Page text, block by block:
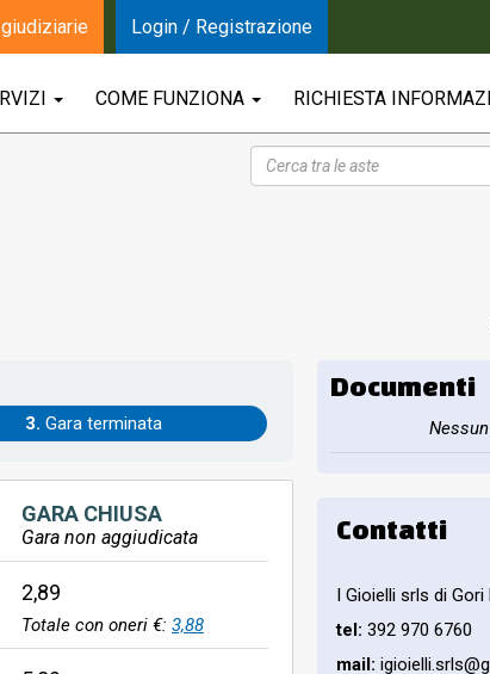
COME FUNZIONA RICHIESTA
Gara terminata
GARA CHIUSA
Gara non aggiudicata
2,89
Totale con oneri €: 3,88
Documenti
Contatti
I Gioielli srls di Gori
tel: 392 970 6760
mail:
Login / Registrazione